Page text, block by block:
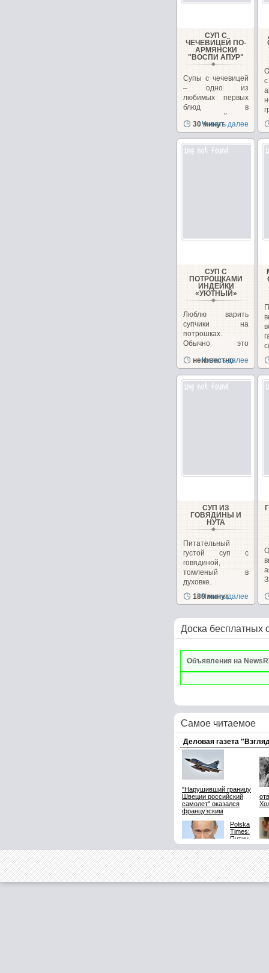
СУП С
ЧЕЧЕВИЦЕЙ ПО-
АРМЯНСКИ
"ВОСПИ АПУР"
Супы с чечевицей
– одно из
любимых первых
блюд в
закавказской
кухне, в Армении...
30 минут
Читать далее
СУП С
ПОТРОШКАМИ
ИНДЕЙКИ
«УЮТНЫЙ»
Люблю варить
супчики на
потрошках.
Обычно это
сегодня у меня
неизвестно
Читать далее
СУП ИЗ
ГОВЯДИНЫ И
НУТА
Питательный
густой суп с
говядиной,
томленый в
духовке.
180 минут
Читать далее
Доска бесплатных
Объявления на
Самое читаемое